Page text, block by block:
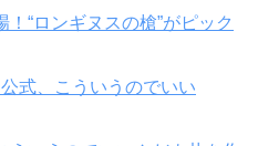
！“ロンギヌスの槍”がピック